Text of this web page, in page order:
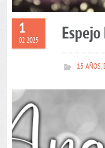
1
02 2025
15 AÑOS,